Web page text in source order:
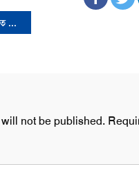
প্রতিটি ঘাটে সরকার নির্ধারিত ভাড়ার চার্ট দৃশ্যমান করার নির্দেশ দিয়েছেন ব্রিগেডিয়ার সাখাওয়াত হোসেন
not be published.